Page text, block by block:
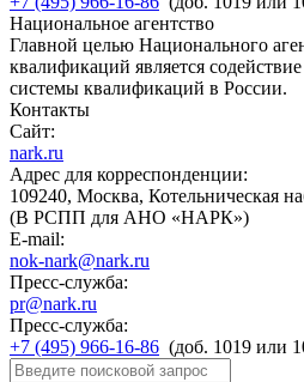
Национальное агентство
Главной целью Национального
квалификаций является
системы квалификаций в России.
Контакты
Сайт:
nark.ru
Адрес для корреспонденции:
109240, Москва, Котельническая
(В РСПП для АНО «НАРК»)
E-mail:
nok-nark@nark.ru
Пресс-служба:
pr@nark.ru
Пресс-служба:
+7 (495) 966-16-86 (доб. 1019 или